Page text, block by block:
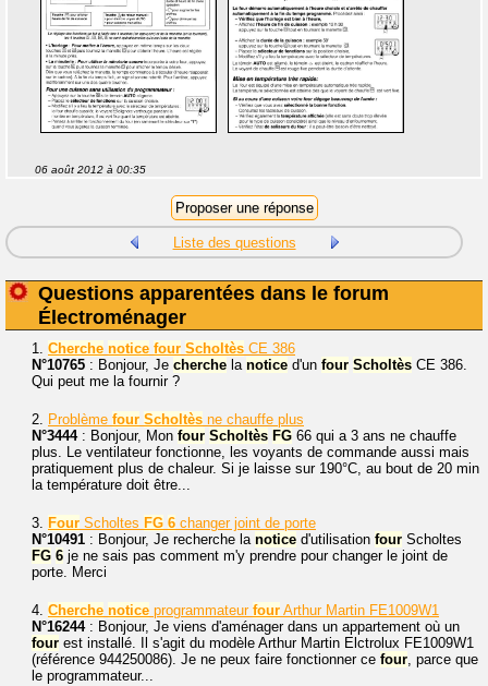
06 août 2012 à 00:35
Liste des questions
Questions apparentées dans le forum
Électroménager
1. Cherche notice four Scholtès CE 386
N°10765 : Bonjour, Je cherche la notice d'un four Scholtès CE 386.
Qui peut me la fournir ?
2. Problème four Scholtès ne chauffe plus
N°3444: Bonjour, Mon four Scholtès FG 66 qui a 3 ans ne chauffe
plus. Le ventilateur fonctionne, les voyants de commande aussi mais
pratiquement plus de chaleur. Si je laisse sur 190°C, au bout de 20 min
la température doit être...
3. Four Scholtes FG 6 changer joint de porte
N°10491 : Bonjour, Je recherche la notice d'utilisation four Scholtes
FG 6 je ne sais pas comment m'y prendre pour changer le joint de
porte. Merci
4. Cherche notice programmateur four Arthur Martin FE1009W1
N°16244: Bonjour, Je viens d'aménager dans un appartement où un
four est installé. Il s'agit du modèle Arthur Martin Elctrolux FE1009W1
(référence 944250086). Je ne peux faire fonctionner ce four, parce que
le programmateur...